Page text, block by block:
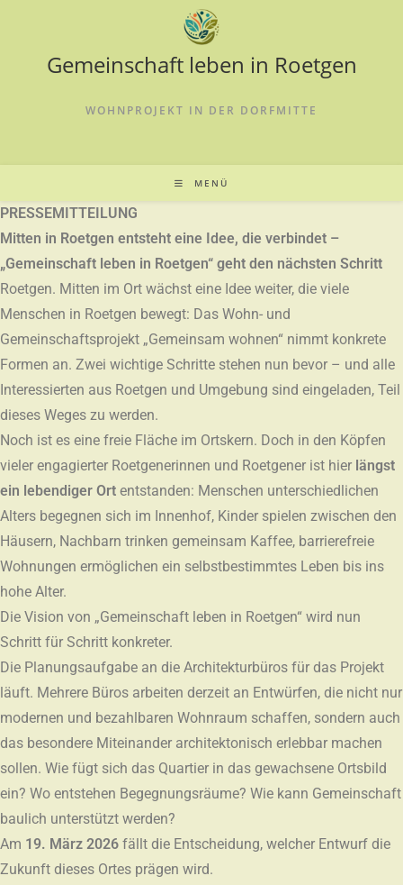
Gemeinschaft leben in Roetgen
WOHNPROJEKT IN DER DORFMITTE
MENÜ
PRESSEMITTEILUNG
Mitten in Roetgen entsteht eine Idee, die verbindet –
„Gemeinschaft leben in Roetgen“ geht den nächsten Schritt
Roetgen. Mitten im Ort wächst eine Idee weiter, die viele
Menschen in Roetgen bewegt: Das Wohn- und
Gemeinschaftsprojekt „Gemeinsam wohnen“ nimmt konkrete
Formen an. Zwei wichtige Schritte stehen nun bevor – und alle
Interessierten aus Roetgen und Umgebung sind eingeladen, Teil
dieses Weges zu werden.
Noch ist es eine freie Fläche im Ortskern. Doch in den Köpfen
vieler engagierter Roetgenerinnen und Roetgener ist hier längst
ein lebendiger Ort entstanden: Menschen unterschiedlichen
Alters begegnen sich im Innenhof, Kinder spielen zwischen den
Häusern, Nachbarn trinken gemeinsam Kaffee, barrierefreie
Wohnungen ermöglichen ein selbstbestimmtes Leben bis ins
hohe Alter.
Die Vision von „Gemeinschaft leben in Roetgen“ wird nun
Schritt für Schritt konkreter.
Die Planungsaufgabe an die Architekturbüros für das Projekt
läuft. Mehrere Büros arbeiten derzeit an Entwürfen, die nicht nur
modernen und bezahlbaren Wohnraum schaffen, sondern auch
das besondere Miteinander architektonisch erlebbar machen
sollen. Wie fügt sich das Quartier in das gewachsene Ortsbild
ein? Wo entstehen Begegnungsräume? Wie kann Gemeinschaft
baulich unterstützt werden?
Am 19. März 2026 fällt die Entscheidung, welcher Entwurf die
Zukunft dieses Ortes prägen wird.